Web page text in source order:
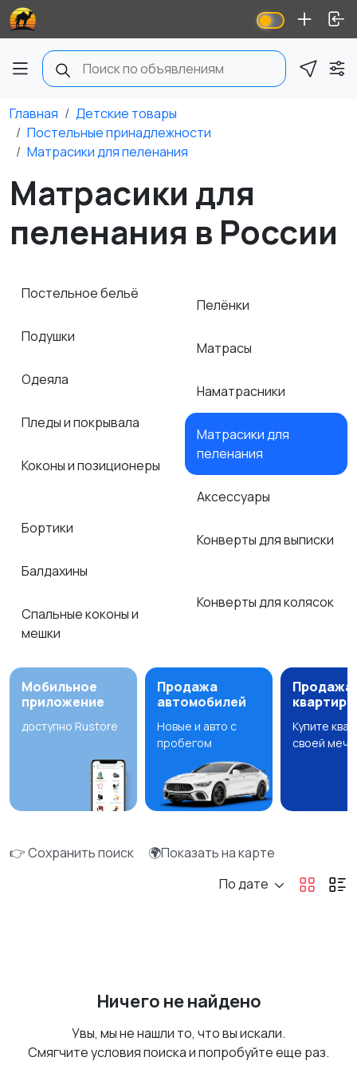
Главная
Детские товары
Постельные принадлежности
Матрасики для пеленания
Матрасики для
пеленания в России
Постельное бельё
Подушки
Одеяла
Пледы и покрывала
Коконы и позиционеры
Бортики
Балдахины
Спальные коконы и
мешки
Пелёнки
Матрасы
Наматрасники
Матрасики для
пеленания
Аксессуары
Конверты для выписки
Конверты для колясок
Мобильное
приложение
доступно Rustore
Продажа
автомобилей
Новые и авто с
пробегом
Продажа
квартир
Купите
своей
👉 Сохранить поиск
🌍Показать на карте
По дате
Ничего не найдено
Увы, мы не нашли то, что вы искали.
Смягчите условия поиска и попробуйте еще раз.